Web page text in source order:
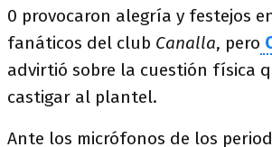
0 provocaron alegría y festejos
fanáticos del club Canalla, pero
advirtió sobre la cuestión física
castigar al plantel.
Ante los micrófonos de los